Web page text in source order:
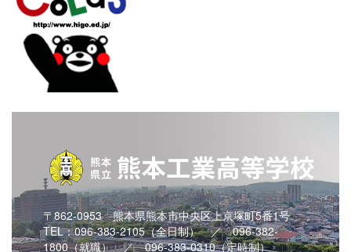
〒862-0953 熊本県熊本市中央区上京塚町5番1号
TEL：096-383-2105（全日制） ／ 096-382-
1800（就職） ／ 096-383-0310（定時制）